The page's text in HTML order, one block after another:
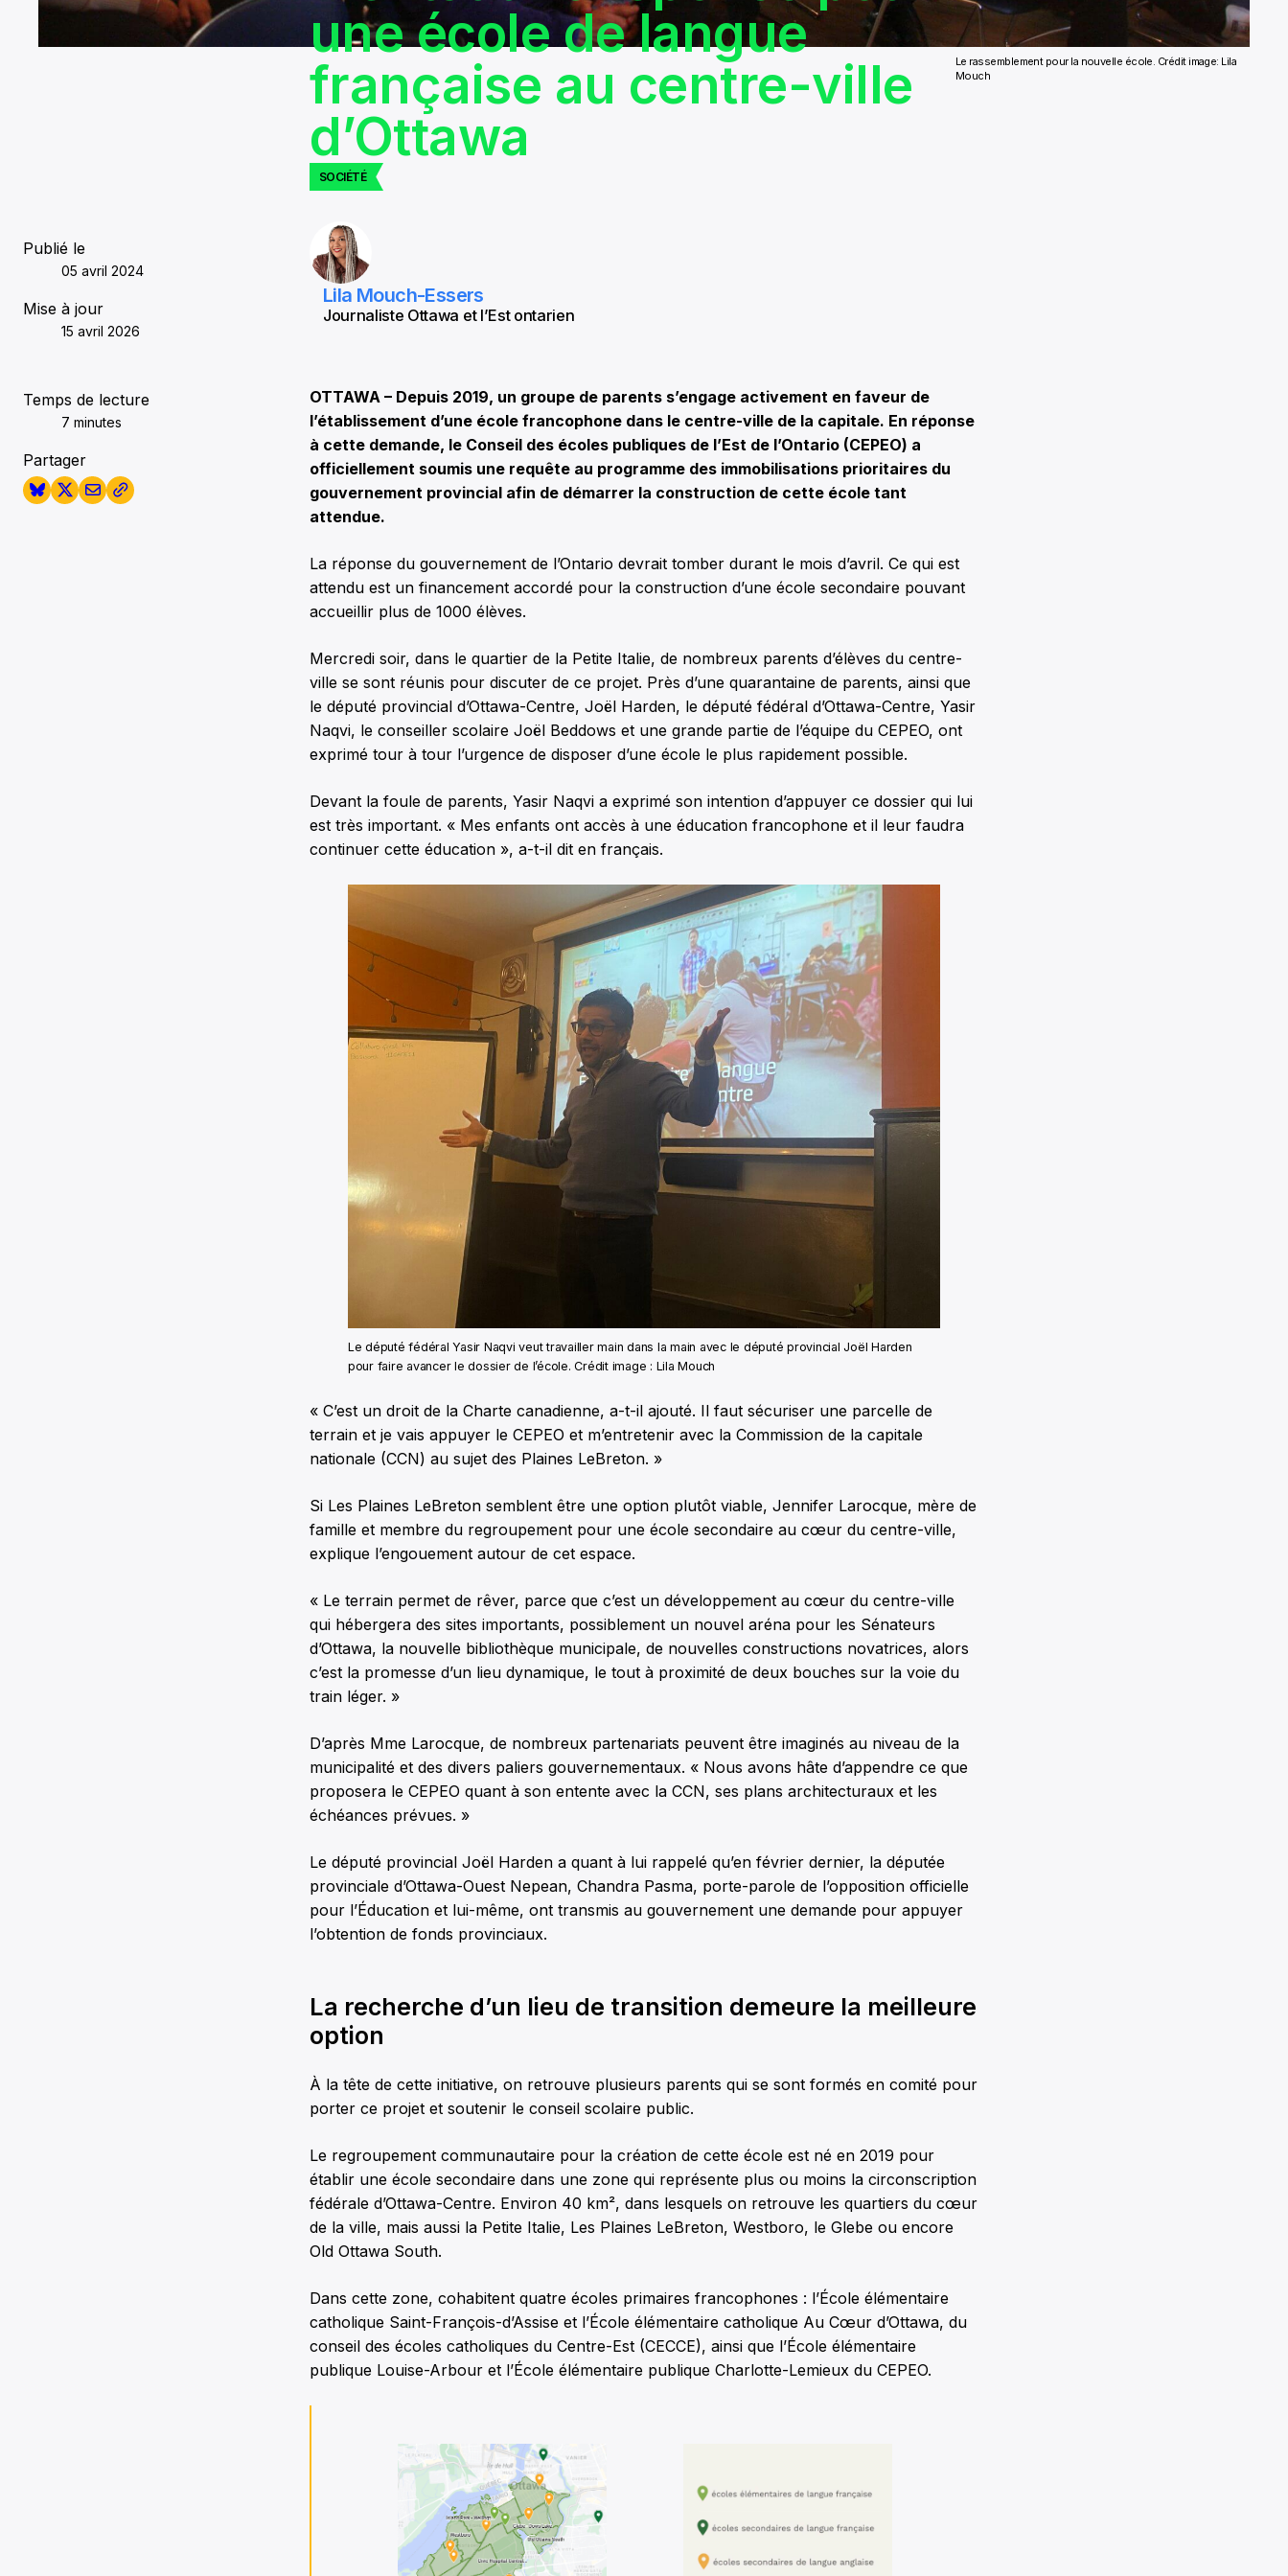
Le rassemblement pour la nouvelle école. Crédit image: Lila
Mouch
SOCIÉTÉ
une école de langue
française au centre-ville
d’Ottawa
Publié le
05 avril 2024
Mise à jour
15 avril 2026
Temps de lecture
7 minutes
Partager
Lila Mouch-Essers
Journaliste Ottawa et l’Est ontarien
OTTAWA – Depuis 2019, un groupe de parents s’engage activement en faveur de
l’établissement d’une école francophone dans le centre-ville de la capitale. En réponse
à cette demande, le Conseil des écoles publiques de l’Est de l’Ontario (CEPEO) a
officiellement soumis une requête au programme des immobilisations prioritaires du
gouvernement provincial afin de démarrer la construction de cette école tant
attendue.
La réponse du gouvernement de l’Ontario devrait tomber durant le mois d’avril. Ce qui est
attendu est un financement accordé pour la construction d’une école secondaire pouvant
accueillir plus de 1000 élèves.
Mercredi soir, dans le quartier de la Petite Italie, de nombreux parents d’élèves du centre-
ville se sont réunis pour discuter de ce projet. Près d’une quarantaine de parents, ainsi que
le député provincial d’Ottawa-Centre, Joël Harden, le député fédéral d’Ottawa-Centre, Yasir
Naqvi, le conseiller scolaire Joël Beddows et une grande partie de l’équipe du CEPEO, ont
exprimé tour à tour l’urgence de disposer d’une école le plus rapidement possible.
Devant la foule de parents, Yasir Naqvi a exprimé son intention d’appuyer ce dossier qui lui
est très important. « Mes enfants ont accès à une éducation francophone et il leur faudra
continuer cette éducation », a-t-il dit en français.
Le député fédéral Yasir Naqvi veut travailler main dans la main avec le député provincial Joël Harden
pour faire avancer le dossier de l’école. Crédit image : Lila Mouch
« C’est un droit de la Charte canadienne, a-t-il ajouté. Il faut sécuriser une parcelle de
terrain et je vais appuyer le CEPEO et m’entretenir avec la Commission de la capitale
nationale (CCN) au sujet des Plaines LeBreton. »
Si Les Plaines LeBreton semblent être une option plutôt viable, Jennifer Larocque, mère de
famille et membre du regroupement pour une école secondaire au cœur du centre-ville,
explique l’engouement autour de cet espace.
« Le terrain permet de rêver, parce que c’est un développement au cœur du centre-ville
qui hébergera des sites importants, possiblement un nouvel aréna pour les Sénateurs
d’Ottawa, la nouvelle bibliothèque municipale, de nouvelles constructions novatrices, alors
c’est la promesse d’un lieu dynamique, le tout à proximité de deux bouches sur la voie du
train léger. »
D’après Mme Larocque, de nombreux partenariats peuvent être imaginés au niveau de la
municipalité et des divers paliers gouvernementaux. « Nous avons hâte d’appendre ce que
proposera le CEPEO quant à son entente avec la CCN, ses plans architecturaux et les
échéances prévues. »
Le député provincial Joël Harden a quant à lui rappelé qu’en février dernier, la députée
provinciale d’Ottawa-Ouest Nepean, Chandra Pasma, porte-parole de l’opposition officielle
pour l’Éducation et lui-même, ont transmis au gouvernement une demande pour appuyer
l’obtention de fonds provinciaux.
La recherche d’un lieu de transition demeure la meilleure
option
À la tête de cette initiative, on retrouve plusieurs parents qui se sont formés en comité pour
porter ce projet et soutenir le conseil scolaire public.
Le regroupement communautaire pour la création de cette école est né en 2019 pour
établir une école secondaire dans une zone qui représente plus ou moins la circonscription
fédérale d’Ottawa-Centre. Environ 40 km², dans lesquels on retrouve les quartiers du cœur
de la ville, mais aussi la Petite Italie, Les Plaines LeBreton, Westboro, le Glebe ou encore
Old Ottawa South.
Dans cette zone, cohabitent quatre écoles primaires francophones : l’École élémentaire
catholique Saint-François-d’Assise et l’École élémentaire catholique Au Cœur d’Ottawa, du
conseil des écoles catholiques du Centre-Est (CECCE), ainsi que l’École élémentaire
publique Louise-Arbour et l’École élémentaire publique Charlotte-Lemieux du CEPEO.